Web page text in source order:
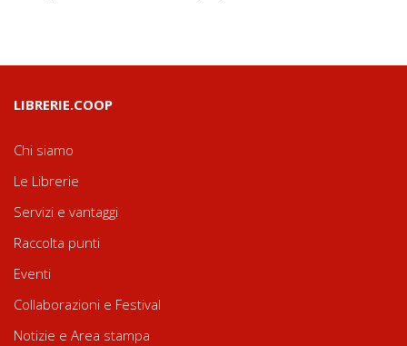
LIBRERIE.COOP
Chi siamo
Le Librerie
Servizi e vantaggi
Raccolta punti
Eventi
Collaborazioni e Festival
Notizie e Area stampa